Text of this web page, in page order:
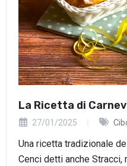
La Ricetta di
27/01/2025
Una ricetta tradizionale
Cenci detti anche